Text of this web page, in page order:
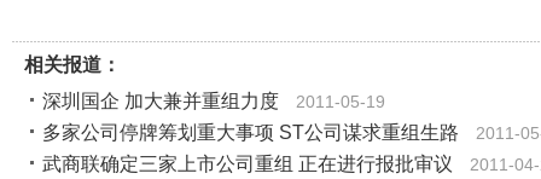
相关报道：
深圳国企 加大兼并重组力度
2011-05-19
多家公司停牌筹划重大事项 ST公司谋求重组生路 2011-
武商联确定三家上市公司重组 正在进行报批审议 2011-